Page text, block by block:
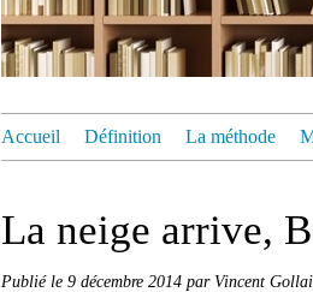
Accueil Définition La méthode
La neige arrive,
Publié le 9 décembre 2014 par Vincent